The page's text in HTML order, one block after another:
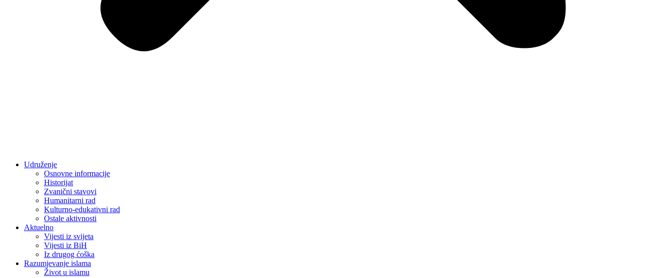
Udruženje
Osnovne informacije
Historijat
Zvanični stavovi
Humanitarni rad
Kulturno-edukativni rad
Ostale aktivnosti
Aktuelno
Vijesti iz svijeta
Vijesti iz BiH
Iz drugog ćoška
Razumjevanje islama
Život u islamu